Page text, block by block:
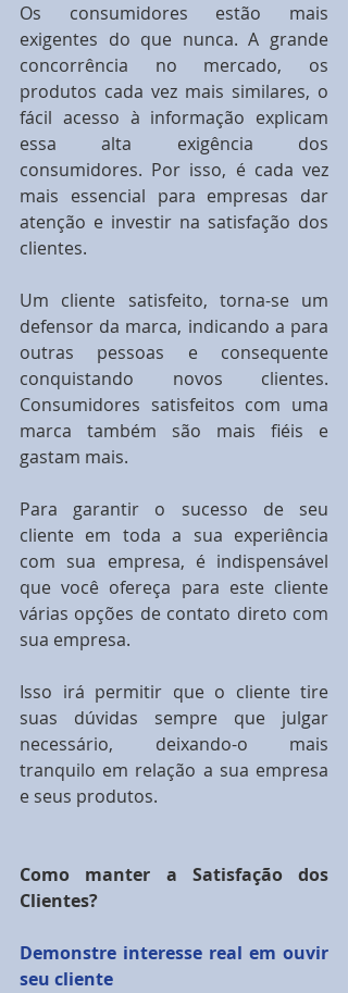
Os consumidores estão mais
exigentes do que nunca. A grande
concorrência no mercado, os
produtos cada vez mais similares, o
fácil acesso à informação explicam
essa alta exigência dos
consumidores. Por isso, é cada vez
mais essencial para empresas dar
atenção e investir na satisfação dos
clientes.
Um cliente satisfeito, torna-se um
defensor da marca, indicando a para
outras pessoas e consequente
conquistando novos clientes.
Consumidores satisfeitos com uma
marca também são mais fiéis e
gastam mais.
Para garantir o sucesso de seu
cliente em toda a sua experiência
com sua empresa, é indispensável
que você ofereça para este cliente
várias opções de contato direto com
sua empresa.
Isso irá permitir que o cliente tire
suas dúvidas sempre que julgar
necessário, deixando-o mais
tranquilo em relação a sua empresa
e seus produtos.
Como manter a Satisfação dos
Clientes?
Demonstre interesse real em ouvir
seu cliente